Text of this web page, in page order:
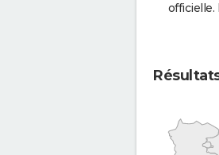
officielle.